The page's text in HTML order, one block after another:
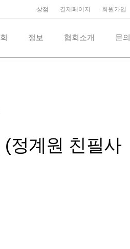
상점 결제페이지 회원가입
정보 협회소개 문
정계원 친필사